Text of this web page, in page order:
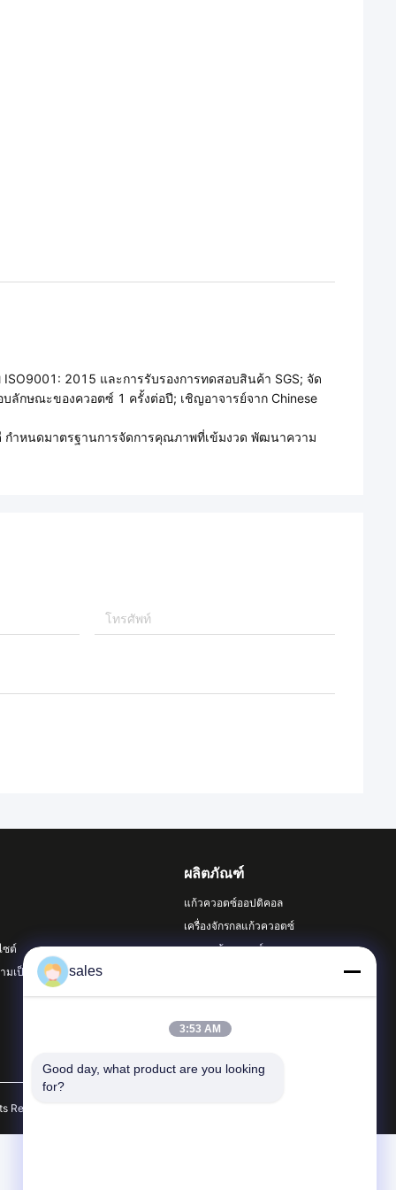
2015 และการรับรองการทดสอบสินค้า SGS; จัด
ลักษณะของควอตซ์ 1 ครั้งต่อปี; เชิญอาจารย์จาก Chinese
าหนดมาตรฐานการจัดการคุณภาพที่เข้มงวด พัฒนาความ
ซต์
มเป็นส่วนตัว
ผลิตภัณฑ์
แก้วควอตซ์ออปติคอล
เครื่องจักรกลแก้วควอตซ์
หลอดแก้วควอตซ์
sales
3:53 AM
Good day, what product are you looking
for?